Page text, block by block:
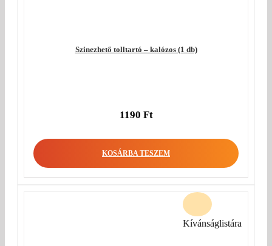
Szinezhető tolltartó – kalózos (1 db)
1190 Ft
KOSÁRBA TESZEM
Kívánságlistára